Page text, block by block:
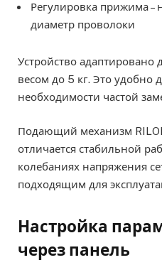
Регулировка прижима –
диаметр проволоки
Устройство адаптировано
весом до 5 кг. Это удобно
необходимости частой
Подающий механизм
отличается стабильной
колебаниях напряжения
подходящим для
Настройка
через панель